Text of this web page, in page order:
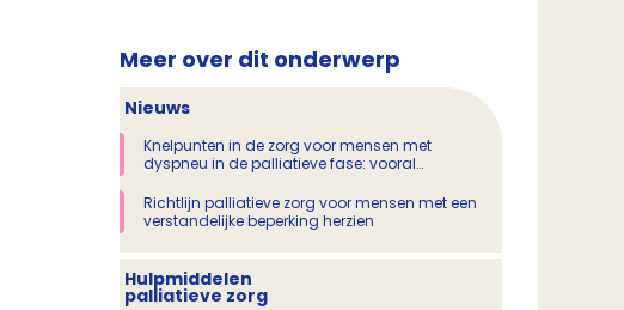
Meer over dit onderwerp
Nieuws
Knelpunten in de zorg voor mensen met
dyspneu in de palliatieve fase: vooral
domein nodig
Richtlijn palliatieve zorg voor mensen met een
verstandelijke beperking herzien
Hulpmiddelen
palliatieve zorg